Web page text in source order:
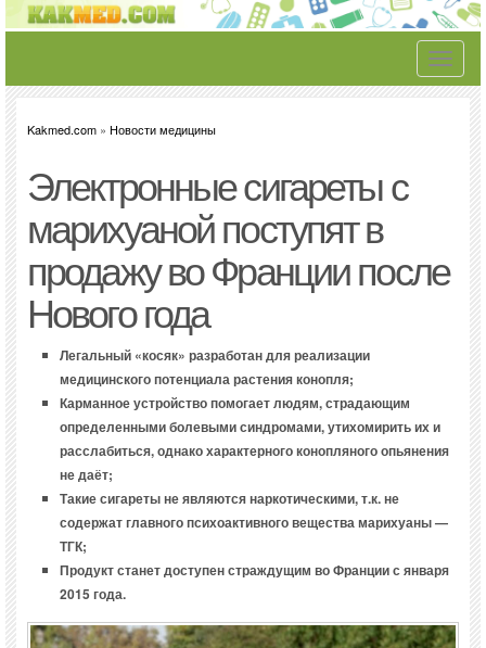
Toggle
Kakmed.com » Новости медицины
Электронные сигареты с
марихуаной поступят в
продажу во Франции после
Нового года
Легальный «косяк» разработан для реализации
медицинского потенциала растения конопля;
Карманное устройство помогает людям, страдающим
определенными болевыми синдромами, утихомирить их и
расслабиться, однако характерного конопляного опьянения
не даёт;
Такие сигареты не являются наркотическими, т.к. не
содержат главного психоактивного вещества марихуаны —
ТГК;
Продукт станет доступен страждущим во Франции с января
2015 года.